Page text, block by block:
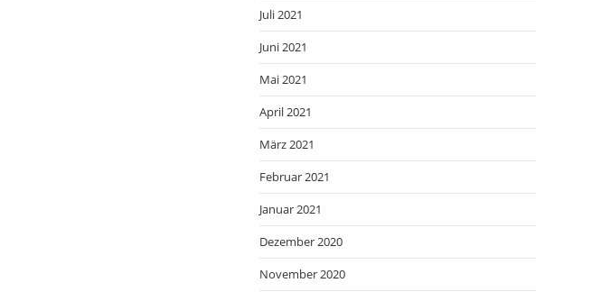
Juli 2021
Juni 2021
Mai 2021
April 2021
März 2021
Februar 2021
Januar 2021
Dezember 2020
November 2020